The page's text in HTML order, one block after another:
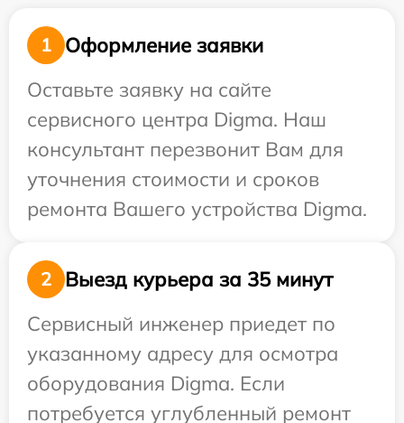
1
Оформление заявки
Оставьте заявку на сайте
сервисного центра Digma. Наш
консультант перезвонит Вам для
уточнения стоимости и сроков
ремонта Вашего устройства Digma.
2
Выезд курьера за 35 минут
Сервисный инженер приедет по
указанному адресу для осмотра
оборудования Digma. Если
потребуется углубленный ремонт